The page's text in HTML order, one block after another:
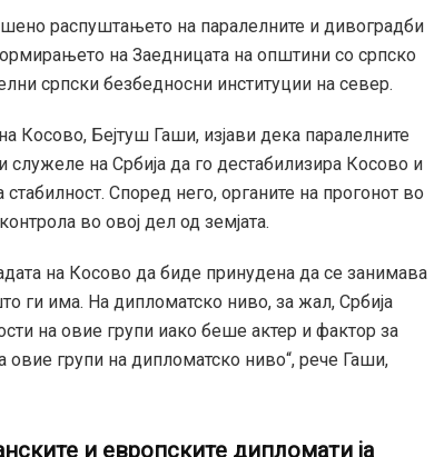
распуштањето на паралелните и дивоградби
на Заедницата на општини со српско
српски безбедносни институции на север.
Косово, Бејтуш Гаши, изјави дека паралелните
служеле на Србија да го дестабилизира Косово и
Според него, органите на прогонот во
во овој дел од земјата.
на Косово да биде принудена да се занимава
ги има. На дипломатско ниво, за жал, Србија
на овие групи иако беше актер и фактор за
овие групи на дипломатско ниво“, рече Гаши,
и европските дипломати ја